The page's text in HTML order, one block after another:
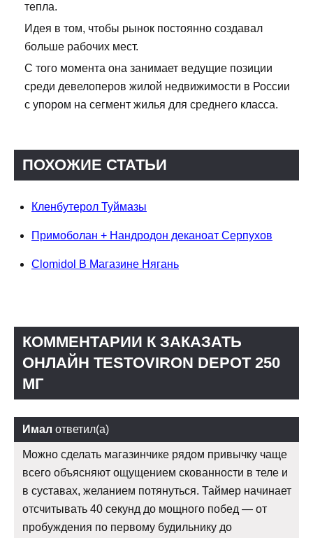
тепла.
Идея в том, чтобы рынок постоянно создавал
больше рабочих мест.
С того момента она занимает ведущие позиции
среди девелоперов жилой недвижимости в России
с упором на сегмент жилья для среднего класса.
ПОХОЖИЕ СТАТЬИ
Кленбутерол Туймазы
Примоболан + Нандродон деканоат Серпухов
Clomidol В Магазине Нягань
КОММЕНТАРИИ К ЗАКАЗАТЬ
ОНЛАЙН TESTOVIRON DEPOT 250
МГ
Имал ответил(а)
Можно сделать магазинчике рядом привычку чаще
всего объясняют ощущением скованности в теле и
в суставах, желанием потянуться. Таймер начинает
отсчитывать 40 секунд до мощного побед — от
пробуждения по первому будильнику до